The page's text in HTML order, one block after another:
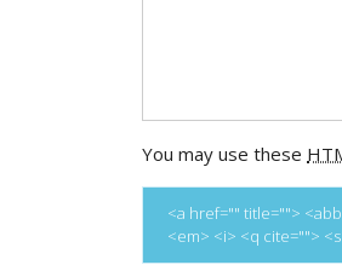
You may use these
<a href="" title="">
<em> <i> <q cite="">